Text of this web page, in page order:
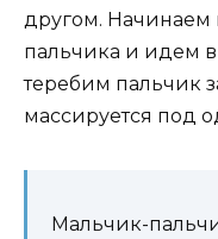
другом. Начинаем
пальчика и идем
теребим пальчик
массируется под
Мальчик-